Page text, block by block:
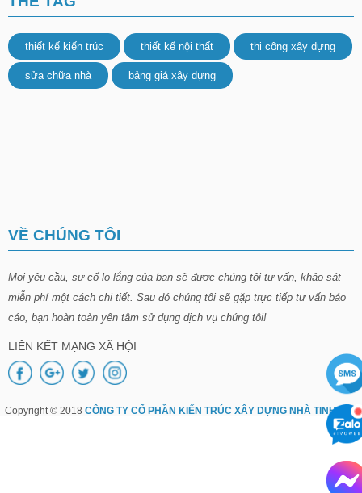
thiết kế kiến trúc thiết kế nội thất thi công xây dựng
sửa chữa nhà bảng giá xây dựng
VỀ CHÚNG TÔI
Mọi yêu cầu, sự cố lo lắng của bạn sẽ được chúng tôi tư vấn, khảo sát
miễn phí một cách chi tiết. Sau đó chúng tôi sẽ gặp trực tiếp tư vấn báo
cáo, bạn hoàn toàn yên tâm sử dụng dịch vụ chúng tôi!
LIÊN KẾT MẠNG XÃ HỘI
Copyright © 2018 CÔNG TY CỔ PHẦN KIẾN TRÚC XÂY DỰNG NHÀ TINH TÚY